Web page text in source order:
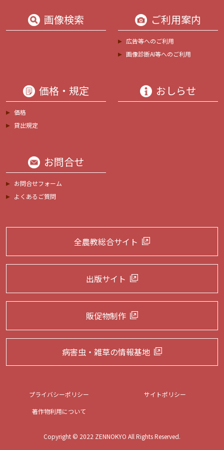
画像検索 ご利用案内
広告等へのご利用
画像診断AI等へのご利用
価格・規定
価格
貸出規定
おしらせ
お問合せ
お問合せフォーム
よくあるご質問
全農教総合サイト
出版サイト
販促物制作
病害虫・雑草の情報基地
プライバシーポリシー
サイトポリシー
著作物利用について
Copyright © 2022 ZENNOKYO All Rights Reserved.